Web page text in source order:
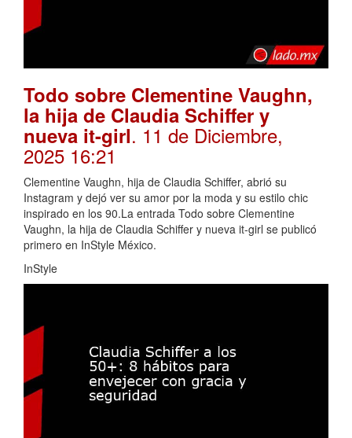
Todo sobre Clementine Vaughn,
la hija de Claudia Schiffer y
nueva it-girl. 11 de Diciembre,
2025 16:21
Clementine Vaughn, hija de Claudia Schiffer, abrió su
Instagram y dejó ver su amor por la moda y su estilo chic
inspirado en los 90.La entrada Todo sobre Clementine
Vaughn, la hija de Claudia Schiffer y nueva it-girl se publicó
primero en InStyle México.
InStyle